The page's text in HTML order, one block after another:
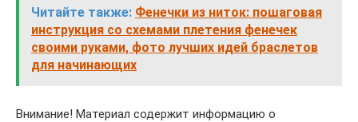
Читайте также: Фенечки из ниток: пошаговая
инструкция со схемами плетения фенечек
своими руками, фото лучших идей браслетов
для начинающих
Внимание! Материал содержит информацию о